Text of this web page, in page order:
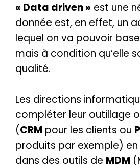
« Data driven » est une
donnée est, en effet, un
lequel on va pouvoir
mais à condition qu’elle
qualité.
Les directions
compléter leur outillage
(CRM pour les clients ou
produits par exemple)
dans des outils de MDM